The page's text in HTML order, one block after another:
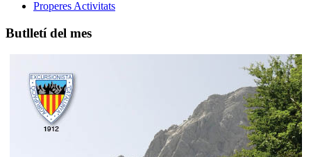
Properes Activitats
Butlletí del mes